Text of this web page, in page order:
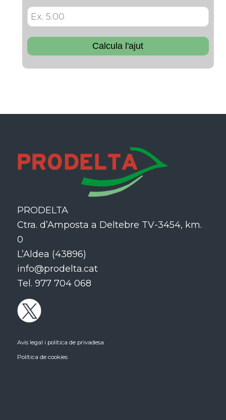
Calcula l'ajut
PRODELTA
Ctra. d’Amposta a Deltebre TV-3454, km.
0
L’Aldea (43896)
info@prodelta.cat
Tel. 977 704 068
Avis legal i política de privadesa
Política de cookies